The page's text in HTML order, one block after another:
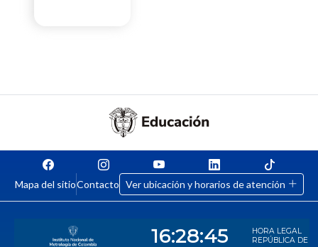
Mapa del sitioContacto Ver ubicación y horarios de atención